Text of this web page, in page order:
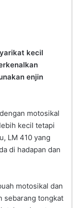
kecil
enjin
motosikal
kecil tetapi
LM 410 yang
di hadapan dan
motosikal dan
sebarang tongkat